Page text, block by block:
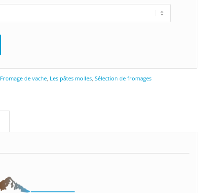
Fromage de vache, Les pâtes molles, Sélection de fromages